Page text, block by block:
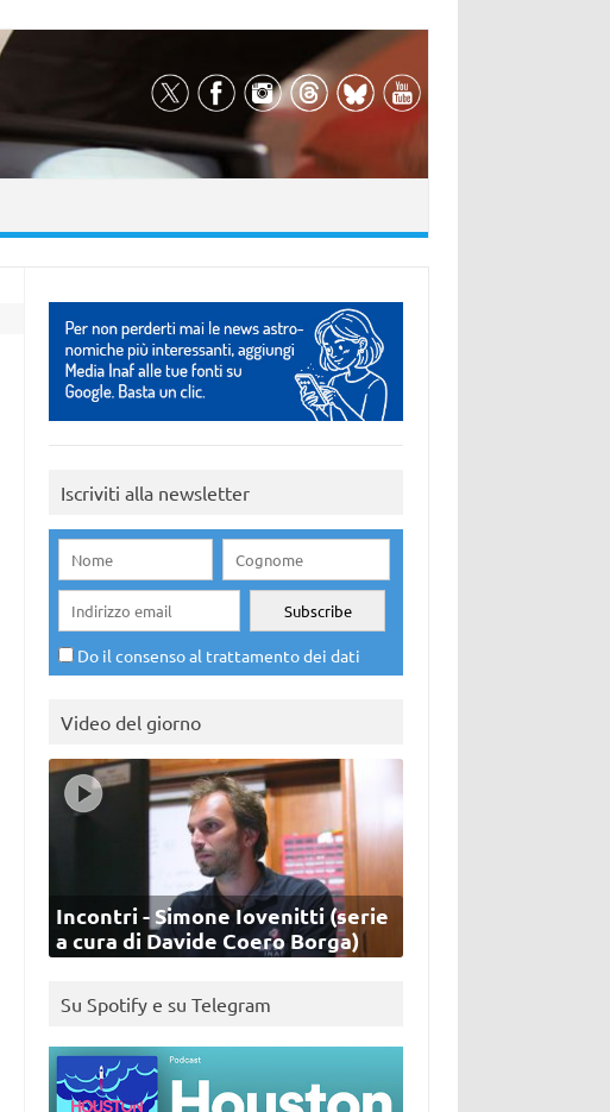
Iscriviti alla newsletter
Do il consenso al trattamento dei dati
Video del giorno
Incontri - Simone Iovenitti (serie
a cura di Davide Coero Borga)
Su Spotify e su Telegram